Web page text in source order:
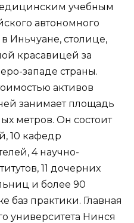
учебным
автономного
Иньчуане, столице,
красавицей за
западе страны.
активов
занимает площадь
метров. Он состоит
10 кафедр
4 научно-
11 дочерних
и более 90
баз практики. Главная
университета Нинся